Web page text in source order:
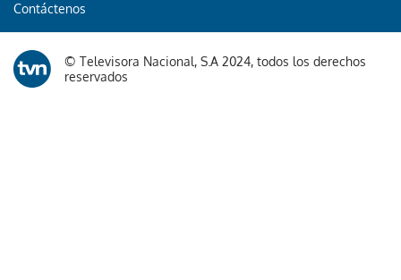
Contáctenos
© Televisora Nacional, S.A 2024, todos los derechos
reservados